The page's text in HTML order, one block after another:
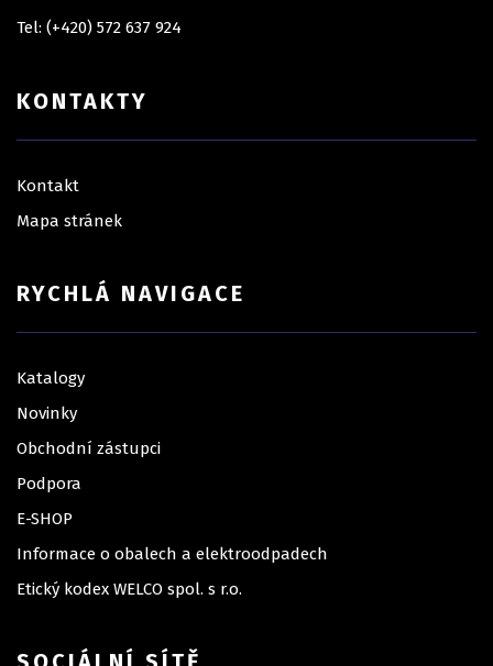
Tel: (+420) 572 637 924
KONTAKTY
Kontakt
Mapa stránek
RYCHLÁ NAVIGACE
Katalogy
Novinky
Obchodní zástupci
Podpora
E-SHOP
Informace o obalech a elektroodpadech
Etický kodex WELCO spol. s r.o.